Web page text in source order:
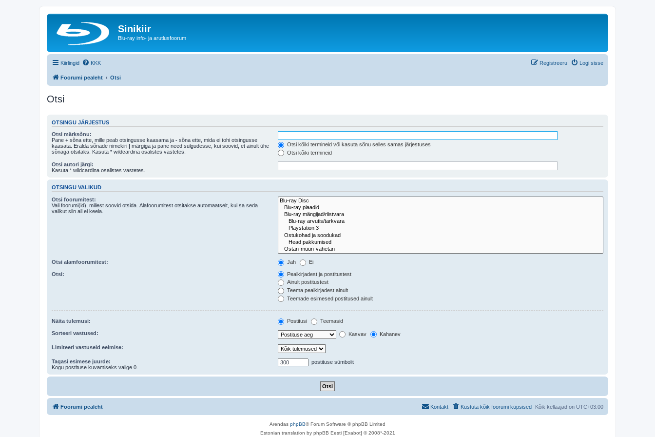
Sinikiir
Blu-ray info- ja arutlusfoorum
Kiirlingid KKK Logi sisse
Registreeru
Foorumi pealeht Otsi
Otsi
OTSINGU JÄRJESTUS
Otsi märksõnu:
Pane + sõna ette, mille peab otsingusse kaasama ja - sõna ette, mida ei tohi otsingusse
kaasata. Eralda sõnade nimekiri | märgiga ja pane need sulgudesse, kui soovid, et ainult ühe
sõnaga otsitaks. Kasuta * wildcardina osalistes vastetes.
Otsi kõiki termineid või kasuta sõnu selles samas järjestuses
Otsi kõiki termineid
Otsi autori järgi:
Kasuta * wildcardina osalistes vastetes.
OTSINGU VALIKUD
Otsi foorumitest:
Vali foorumi(id), millest soovid otsida. Alafoorumitest otsitakse automaatselt, kui sa seda
valikut siin all ei keela.
Otsi alamfoorumitest: Jah Ei
Otsi:
Pealkirjadest ja postitustest
Ainult postitustest
Teema pealkirjadest ainult
Teemade esimesed postitused ainult
Näita tulemusi: Postitusi Teemasid
Sorteeri vastused: Kasvav Kahanev
Limiteeri vastuseid eelmise:
Tagasi esimese juurde:
Kogu postituse kuvamiseks valige 0.
postituse sümbolit
Foorumi pealeht Kõik kellaajad on UTC+03:00
Kustuta kõik foorumi küpsised
Kontakt
Arendas phpBB® Forum Software © phpBB Limited
Estonian translation by phpBB Eesti [Exabot] © 2008*-2021